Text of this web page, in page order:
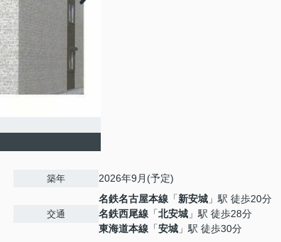
築年 2026年9月(予定)
交通
名鉄名古屋本線 「新安城 」駅 徒歩20分
名鉄西尾線 「北安城 」駅 徒歩28分
東海道本線 「安城 」駅 徒歩30分